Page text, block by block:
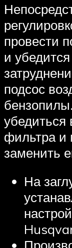
провести
и
подсос
убедиться
фильтра и
заменить
На